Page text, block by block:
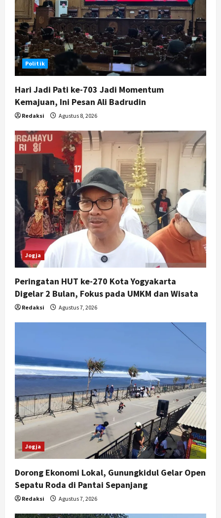
4
Cagar Budaya RSUD Soewondo Jadi
Sorotan, Hasil Kajian Tim Provinsi
Segera Keluar
Agustus 7, 2026
5
Nasional
BRIN Kembangkan Sepatu Murah
Rakyat
Agustus 7, 2026
Politik
Hari Jadi Pati ke-703 Jadi Momentum
Kemajuan, Ini Pesan Ali Badrudin
Redaksi Agustus 8, 2026
Jogja
Peringatan HUT ke-270 Kota Yogyakarta
Digelar 2 Bulan, Fokus pada UMKM dan Wisata
Redaksi Agustus 7, 2026
Jogja
Dorong Ekonomi Lokal, Gunungkidul Gelar Open
Sepatu Roda di Pantai Sepanjang
Redaksi Agustus 7, 2026